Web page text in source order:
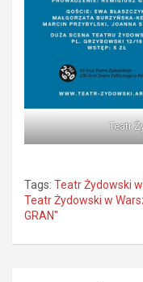
Teatr
Tags: Teatr Żydowski
Teatr Żydowski w
GRAN"